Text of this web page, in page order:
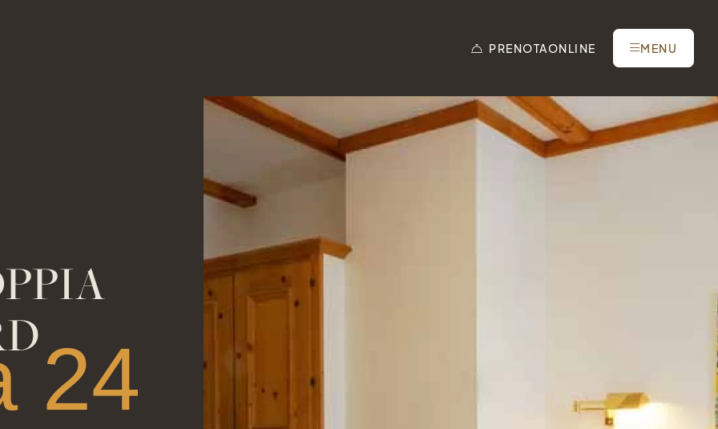
PRENOTAONLINE MENU
24